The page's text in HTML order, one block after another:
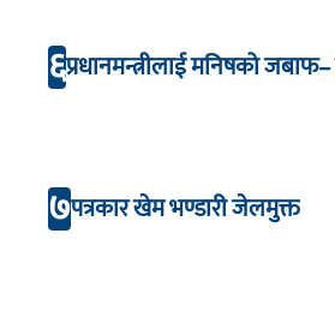
६प्रधानमन्त्रीलाई मनिषको
७पत्रकार खेम भण्डारी जेलमुक्त